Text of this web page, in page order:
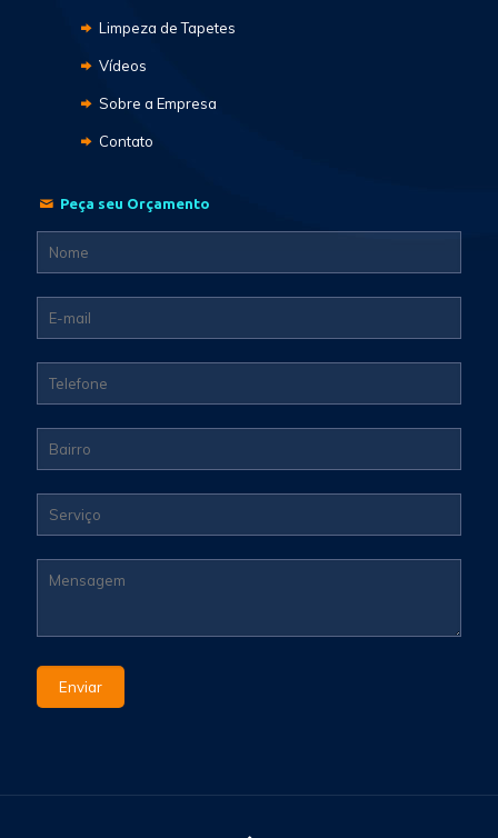
Limpeza de Tapetes
Vídeos
Sobre a Empresa
Contato
Peça seu Orçamento